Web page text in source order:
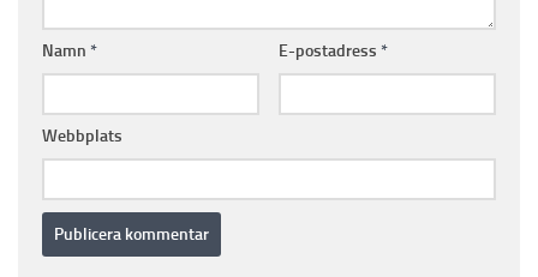
Namn * E-postadress *
Webbplats